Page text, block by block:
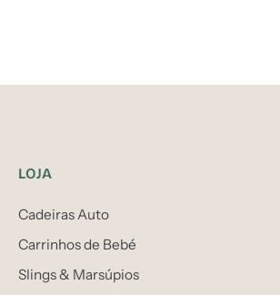
LOJA
Cadeiras Auto
Carrinhos de Bebé
Slings & Marsúpios